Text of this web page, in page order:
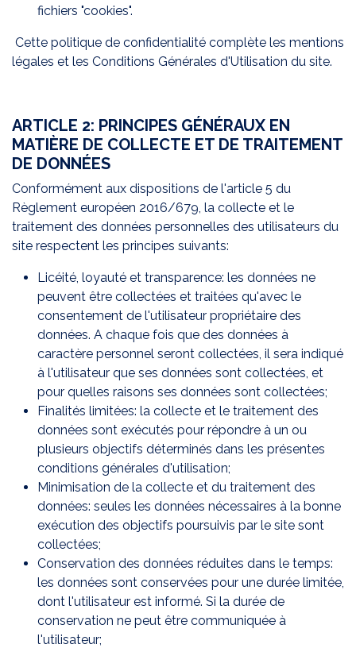
fichiers "cookies".
Cette politique de confidentialité complète les mentions
légales et les Conditions Générales d'Utilisation du site.
ARTICLE 2: PRINCIPES GÉNÉRAUX EN
MATIÈRE DE COLLECTE ET DE TRAITEMENT
DE DONNÉES
Conformément aux dispositions de l'article 5 du
Règlement européen 2016/679, la collecte et le
traitement des données personnelles des utilisateurs du
site respectent les principes suivants:
Licéité, loyauté et transparence: les données ne
peuvent être collectées et traitées qu'avec le
consentement de l'utilisateur propriétaire des
données. A chaque fois que des données à
caractère personnel seront collectées, il sera indiqué
à l'utilisateur que ses données sont collectées, et
pour quelles raisons ses données sont collectées;
Finalités limitées: la collecte et le traitement des
données sont exécutés pour répondre à un ou
plusieurs objectifs déterminés dans les présentes
conditions générales d'utilisation;
Minimisation de la collecte et du traitement des
données: seules les données nécessaires à la bonne
exécution des objectifs poursuivis par le site sont
collectées;
Conservation des données réduites dans le temps:
les données sont conservées pour une durée limitée,
dont l'utilisateur est informé. Si la durée de
conservation ne peut être communiquée à
l'utilisateur;